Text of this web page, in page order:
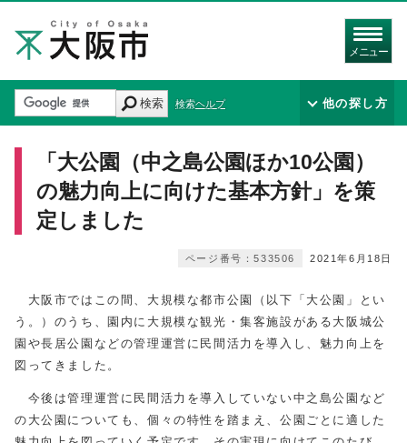
メニュー
検索 検索ヘルプ 他の探し方
「大公園（中之島公園ほか10公園）
の魅力向上に向けた基本方針」を策
定しました
2021年6月18日
ページ番号：533506
大阪市ではこの間、大規模な都市公園（以下「大公園」とい
う。）のうち、園内に大規模な観光・集客施設がある大阪城公
園や長居公園などの管理運営に民間活力を導入し、魅力向上を
図ってきました。
今後は管理運営に民間活力を導入していない中之島公園など
の大公園についても、個々の特性を踏まえ、公園ごとに適した